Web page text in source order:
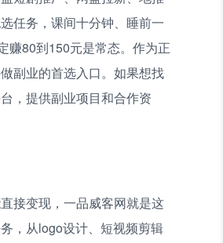
任务，课间十分钟、睡前一
赚80到150元是常态。作为正
副业的首选入口。如果想找
，提供副业项目和合作资
接变现，一品威客网就是这
，从logo设计、短视频剪辑